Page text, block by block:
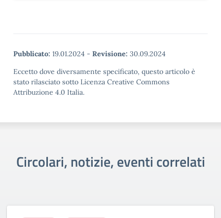
Pubblicato: 19.01.2024 - Revisione: 30.09.2024
Eccetto dove diversamente specificato, questo articolo è
stato rilasciato sotto Licenza Creative Commons
Attribuzione 4.0 Italia.
Circolari, notizie, eventi correlati